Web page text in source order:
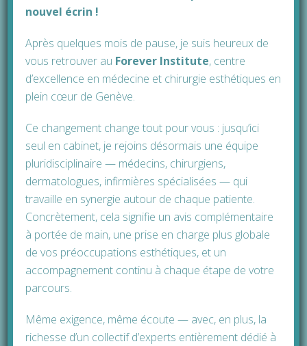
procèdent à des subdivisions que dans des
greffes), avec votre accord après lecture de
votre audit opératoire.
Puis-je disposer d’un audit de
l’opération détaillé avant
l’intervention ?
Cet audit peut être absent lors d’opérations à
l’étranger. Il nécessite effectivement
beaucoup de temps mais reste indispensable
pour conscientiser le client et lui décrire, aussi
précisément que possible, l’opération
chirurgicale dont il fera l’objet. Ainsi,
l’intervention pourra avoir lieu en toute
nouvel écrin !
Après quelques mois de pause, je suis heureux de
vous retrouver au Forever Institute, centre
d’excellence en médecine et chirurgie esthétiques en
plein cœur de Genève.
Ce changement change tout pour vous : jusqu’ici
seul en cabinet, je rejoins désormais une équipe
pluridisciplinaire — médecins, chirurgiens,
dermatologues, infirmières spécialisées — qui
travaille en synergie autour de chaque patiente.
Concrètement, cela signifie un avis complémentaire
à portée de main, une prise en charge plus globale
de vos préoccupations esthétiques, et un
accompagnement continu à chaque étape de votre
parcours.
Même exigence, même écoute — avec, en plus, la
richesse d’un collectif d’experts entièrement dédié à